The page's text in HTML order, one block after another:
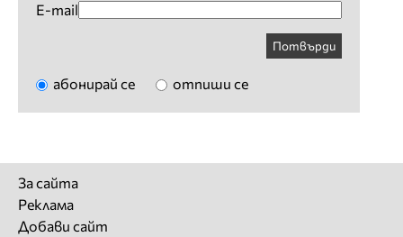
E-mail
Потвърди
абонирай се отпиши се
За сайта
Реклама
Добави сайт